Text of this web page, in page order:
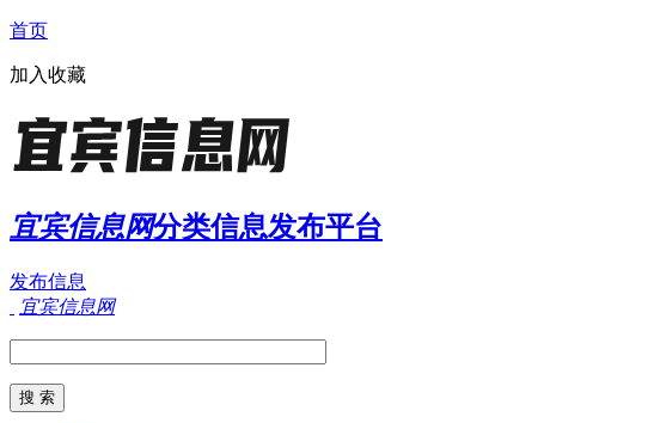
首页
加入收藏
宜宾信息网分类信息发布平台
发布信息
宜宾信息网